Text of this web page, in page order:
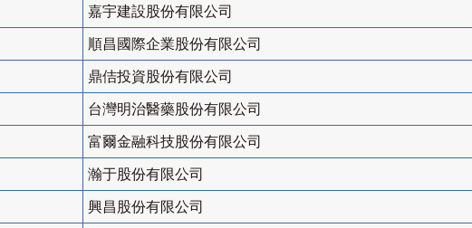
嘉宇建設股份有限公司
順昌國際企業股份有限公司
鼎佶投資股份有限公司
台灣明治醫藥股份有限公司
富爾金融科技股份有限公司
瀚于股份有限公司
興昌股份有限公司